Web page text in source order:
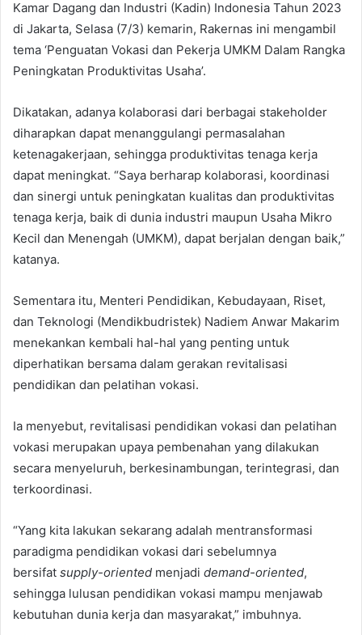
Kamar Dagang dan Industri (Kadin) Indonesia Tahun 2023
di Jakarta, Selasa (7/3) kemarin, Rakernas ini mengambil
tema ‘Penguatan Vokasi dan Pekerja UMKM Dalam Rangka
Peningkatan Produktivitas Usaha’.
Dikatakan, adanya kolaborasi dari berbagai stakeholder
diharapkan dapat menanggulangi permasalahan
ketenagakerjaan, sehingga produktivitas tenaga kerja
dapat meningkat. “Saya berharap kolaborasi, koordinasi
dan sinergi untuk peningkatan kualitas dan produktivitas
tenaga kerja, baik di dunia industri maupun Usaha Mikro
Kecil dan Menengah (UMKM), dapat berjalan dengan baik,”
katanya.
Sementara itu, Menteri Pendidikan, Kebudayaan, Riset,
dan Teknologi (Mendikbudristek) Nadiem Anwar Makarim
menekankan kembali hal-hal yang penting untuk
diperhatikan bersama dalam gerakan revitalisasi
pendidikan dan pelatihan vokasi.
Ia menyebut, revitalisasi pendidikan vokasi dan pelatihan
vokasi merupakan upaya pembenahan yang dilakukan
secara menyeluruh, berkesinambungan, terintegrasi, dan
terkoordinasi.
“Yang kita lakukan sekarang adalah mentransformasi
paradigma pendidikan vokasi dari sebelumnya
bersifat supply-oriented menjadi demand-oriented,
sehingga lulusan pendidikan vokasi mampu menjawab
kebutuhan dunia kerja dan masyarakat,” imbuhnya.